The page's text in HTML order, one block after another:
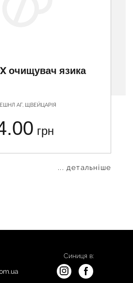
очищувач язика
АГ, ЩВЕЙЦАРІЯ
грн
... детальніше
Синиця в: